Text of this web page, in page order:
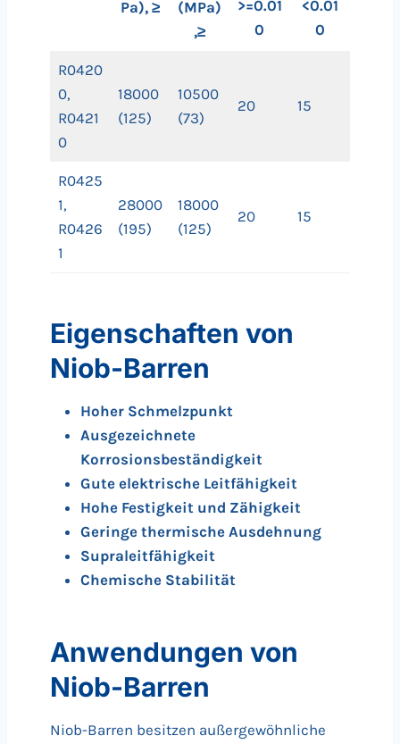
Pa), ≥
(MPa)
,≥
>=0.01
0
<0.01
0
R0420
0,
R0421
0
18000
(125)
10500
(73)
20 15
R0425
1,
R0426
1
28000
(195)
18000
(125)
20 15
Eigenschaften von
Niob-Barren
Hoher Schmelzpunkt
Ausgezeichnete
Korrosionsbeständigkeit
Gute elektrische Leitfähigkeit
Hohe Festigkeit und Zähigkeit
Geringe thermische Ausdehnung
Supraleitfähigkeit
Chemische Stabilität
Anwendungen von
Niob-Barren
Niob-Barren besitzen außergewöhnliche